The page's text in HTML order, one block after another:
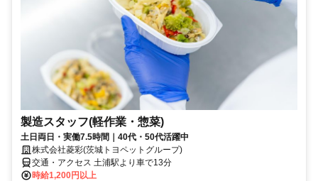
製造スタッフ(軽作業・惣菜)
土日両日・実働7.5時間｜40代・50代活躍中
株式会社菱彩(茨城トヨペットグループ)
交通・アクセス 土浦駅より車で13分
時給1,200円以上